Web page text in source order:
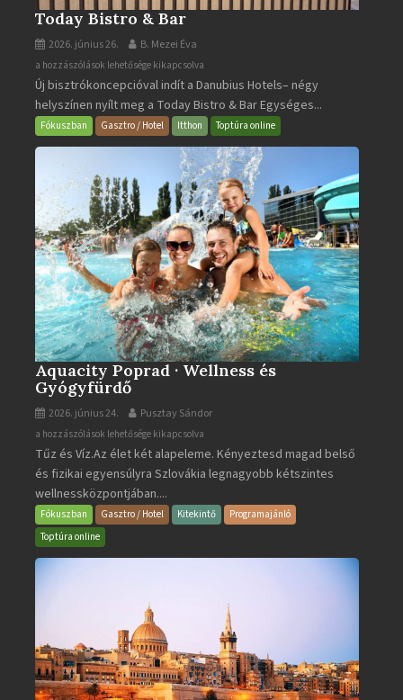
Today Bistro & Bar
2026. június 26. B. Mezei Éva
Today
Bistro
&
Bar
a hozzászólások lehetősége kikapcsolva
Új bisztrókoncepcióval indít a Danubius Hotels– négy
helyszínen nyílt meg a Today Bistro & Bar Egységes...
Fókuszban Gasztro / Hotel Itthon Toptúra online
Aquacity Poprad · Wellness és
Gyógyfürdő
2026. június 24. Pusztay Sándor
Aquacity
Poprad
·
Wellness
és
Gyógyfürdő
a hozzászólások lehetősége kikapcsolva
Tűz és Víz.Az élet két alapeleme. Kényeztesd magad belső
és fizikai egyensúlyra Szlovákia legnagyobb kétszintes
wellnessközpontjában....
Fókuszban Gasztro / Hotel Kitekintő
Programajánló
Toptúra online